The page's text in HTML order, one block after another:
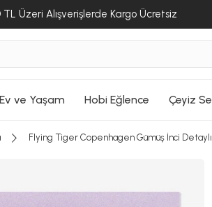
Üzeri Alışverişlerde Kargo Ücretsiz
Ev ve Yaşam Hobi Eğlence Çeyiz
Flying Tiger Copenhagen Gümüş İnci